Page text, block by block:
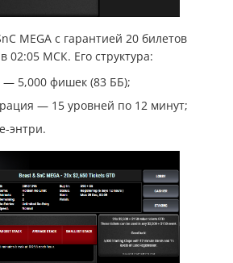
MEGA с гарантией 20 билетов
02:05 МСК. Его структура:
— 5,000 фишек (83 ББ);
— 15 уровней по 12 минут;
энтри.